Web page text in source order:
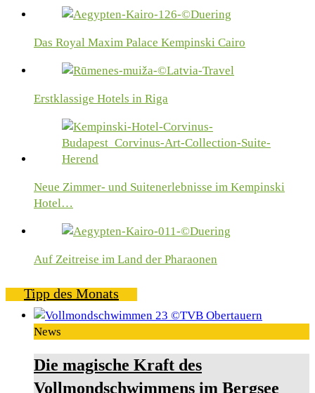
Das Royal Maxim Palace Kempinski Cairo
Erstklassige Hotels in Riga
Neue Zimmer- und Suitenerlebnisse im Kempinski
Hotel…
Auf Zeitreise im Land der Pharaonen
Tipp des Monats
News
Die magische Kraft des
Vollmondschwimmens im Bergsee